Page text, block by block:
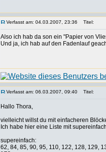
Verfasst am: 04.03.2007, 23:36 Titel:
Also ich hab da son ein "Papier von
Und ja, ich hab auf den Fadenlauf
Verfasst am: 06.03.2007, 09:40 Titel:
Hallo Thora,
vielleicht willst du mit einfacheren
Ich habe hier eine Liste mit
supereinfach:
62, 84, 85, 90, 95, 110, 122, 128, 129,